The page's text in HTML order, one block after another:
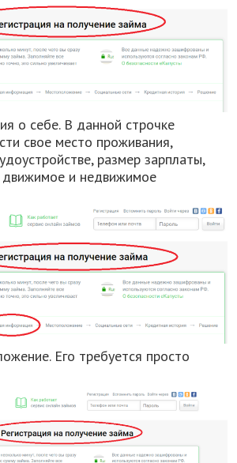
о себе. В данной строчке
свое место проживания,
размер зарплаты,
и недвижимое
Его требуется просто